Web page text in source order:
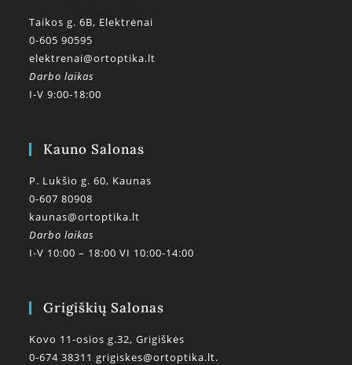
Taikos g. 6B, Elektrėnai
0-605 90595
elektrenai@ortoptika.lt
Darbo laikas
I-V 9:00-18:00
Kauno Salonas
P. Lukšio g. 60, Kaunas
0-607 80908
kaunas@ortoptika.lt
Darbo laikas
I-V 10:00 – 18:00 VI 10:00-14:00
Grigiškių Salonas
Kovo 11-osios g.32, Grigiškės
0-674 38311grigiskes@ortoptika.lt.